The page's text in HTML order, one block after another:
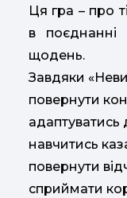
Ця гра – про
в поєднанні
щодень.
Завдяки
повернути
адаптуватись
навчитись
повернути
сприймати